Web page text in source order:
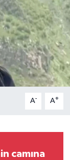
A- A+
camına